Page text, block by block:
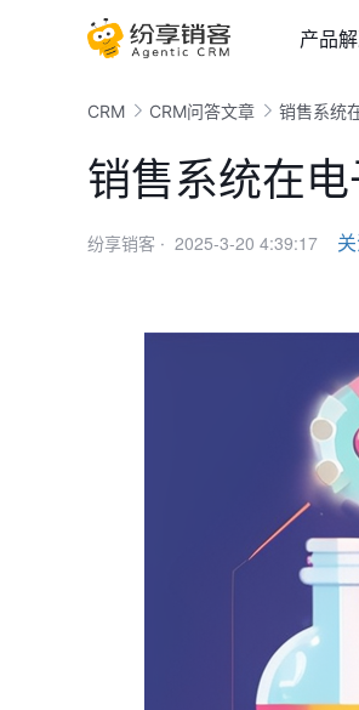
产品
CRM CRM问答文章 销售系统
销售系统在
纷享销客 · 2025-3-20 4:39:17